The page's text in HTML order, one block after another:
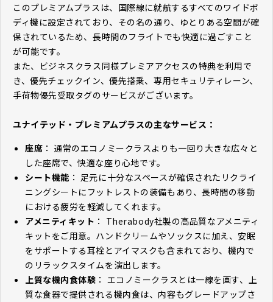
このプレミアムプラスは、国際線に就航するすべてのワイドボ
ディ機に設定されており、その名の通り、ゆとりある空間が確
保されているため、長時間のフライトでも快適に過ごすこと
が可能です。
また、ビジネスクラス同様プレミアアクセスの特典を利用で
き、優先チェックイン、優先搭乗、専用セキュリティレーン、
手荷物優先受取タグのサービスがございます。
ユナイテッド・プレミアムプラスの主なサービス：
座席 ： 通常のエコノミークラスよりも一回り大きな広々と
した座席で、快適な座り心地です。
シート機能： 足元に十分なスペースが確保されたリクライ
ニングシートにフットレストの装備もあり、長時間の移動
における疲労を軽減してくれます。
アメニティキット ： Therabody社製の高品質なアメニティ
キットをご用意。ハンドクリームやソックスに加え、安眠
をサポートする耳栓とアイマスクも含まれており、機内で
のリラックスタイムを演出します。
上質な機内食体験 ： エコノミークラスとは一線を画す、上
質な食器で提供される機内食は、内容もグレードアップさ